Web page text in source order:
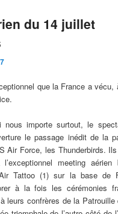
du 14 juillet
que la France a vécu,
importe surtout, le
le passage inédit de la
Air Force, les Thunderbirds.
meeting aérien
Tattoo (1) sur la base de
à la fois les cérémonies
leurs confrères de la Patrouille